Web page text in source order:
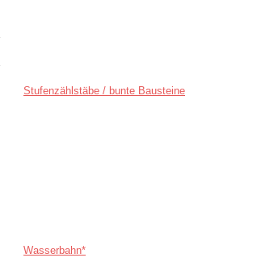
Stufenzählstäbe / bunte Bausteine
Wasserbahn*